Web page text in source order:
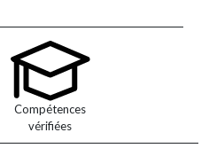
Compétences
vérifiées